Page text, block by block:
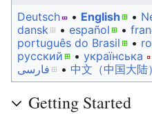
Deutsch
• ‎ English • ‎
dansk • ‎ español • ‎
português do Brasil • ‎
русский • ‎ українська
فارسی • ‎ 中文（中国大陆）‎
Getting Started